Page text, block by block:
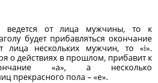
ведется от лица мужчины, то к
будет прибавляться окончание
лица нескольких мужчин, то «i».
о действиях в прошлом, прибавит к
«а», а несколько
прекрасного пола – «е».